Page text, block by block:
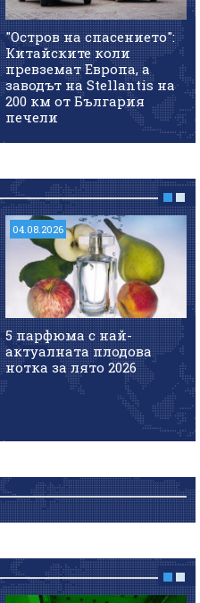
"Остров на спасението":
Китайските коли
превземат Европа, а
заводът на Stellantis на
200 км от България
печели
04.08.2026
5 парфюма с най-
актуалната плодова
нотка за лято 2026